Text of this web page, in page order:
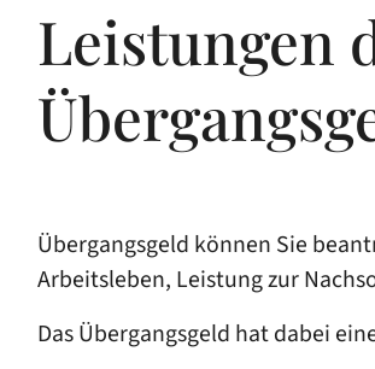
Leistungen
Übergangsgeld können Sie
Arbeitsleben, Leistung zur
Das Übergangsgeld hat dabei